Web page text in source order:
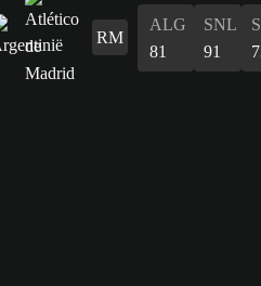
RM
ALG
81
SNL
91